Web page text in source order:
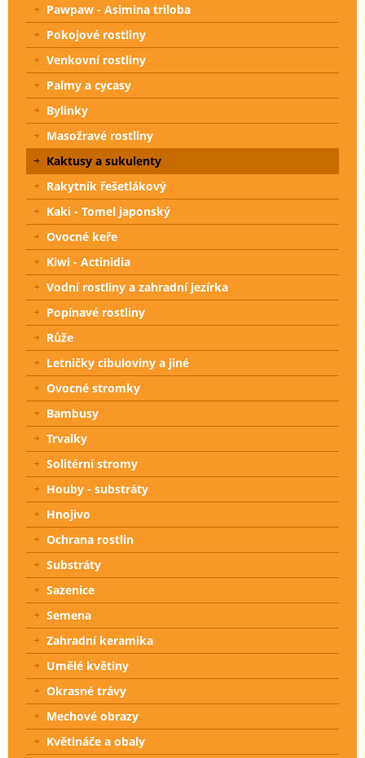
Pawpaw - Asimina triloba
Pokojové rostliny
Venkovní rostliny
Palmy a cycasy
Bylinky
Masožravé rostliny
Kaktusy a sukulenty
Rakytník řešetlákový
Kaki - Tomel japonský
Ovocné keře
Kiwi - Actinidia
Vodní rostliny a zahradní jezírka
Popínavé rostliny
Růže
Letničky cibuloviny a jiné
Ovocné stromky
Bambusy
Trvalky
Solitérní stromy
Houby - substráty
Hnojivo
Ochrana rostlin
Substráty
Sazenice
Semena
Zahradní keramika
Umělé květiny
Okrasné trávy
Mechové obrazy
Květináče a obaly